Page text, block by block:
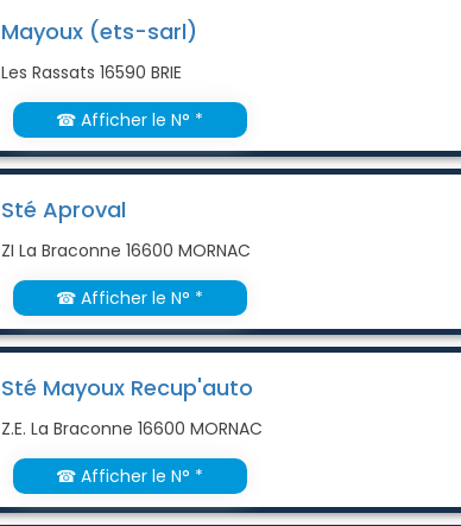
Mayoux (ets-sarl)
Les Rassats 16590 BRIE
☎ Afficher le N° *
Sté Aproval
ZI La Braconne 16600 MORNAC
☎ Afficher le N° *
Sté Mayoux Recup'auto
Z.E. La Braconne 16600 MORNAC
☎ Afficher le N° *